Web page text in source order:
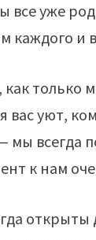
все уже
каждого и
как только
вас уют,
мы всегда
к нам
открыты